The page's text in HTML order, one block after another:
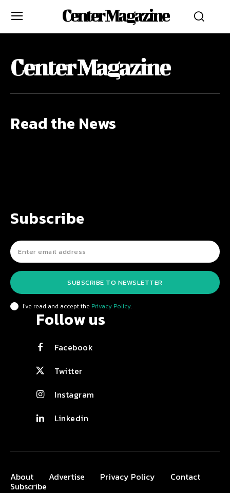
Center Magazine
Center Magazine
Read the News
Subscribe
SUBSCRIBE TO NEWSLETTER
I've read and accept the Privacy Policy.
Follow us
Facebook
Twitter
Instagram
Linkedin
About Advertise Privacy Policy Contact
Subscribe